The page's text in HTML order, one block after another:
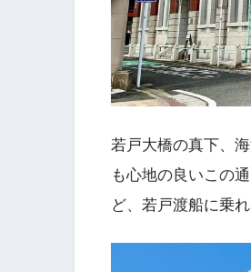
若戸大橋の真下、
も心地の良いこの
ど、若戸渡船に乗